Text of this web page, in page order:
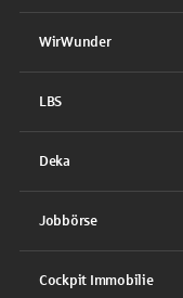
WirWunder
LBS
Deka
Jobbörse
Cockpit Immobilie